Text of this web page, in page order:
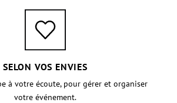
SELON VOS ENVIES
à votre écoute, pour gérer et organiser
votre événement.